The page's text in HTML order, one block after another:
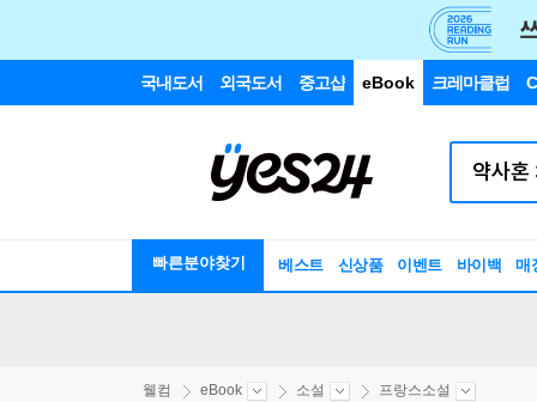
국내도서 외국도서 중고샵 eBook 크레마클럽
빠른분야찾기 베스트 신상품 이벤트 바이백 매
웰컴 eBook 소설 프랑스소설